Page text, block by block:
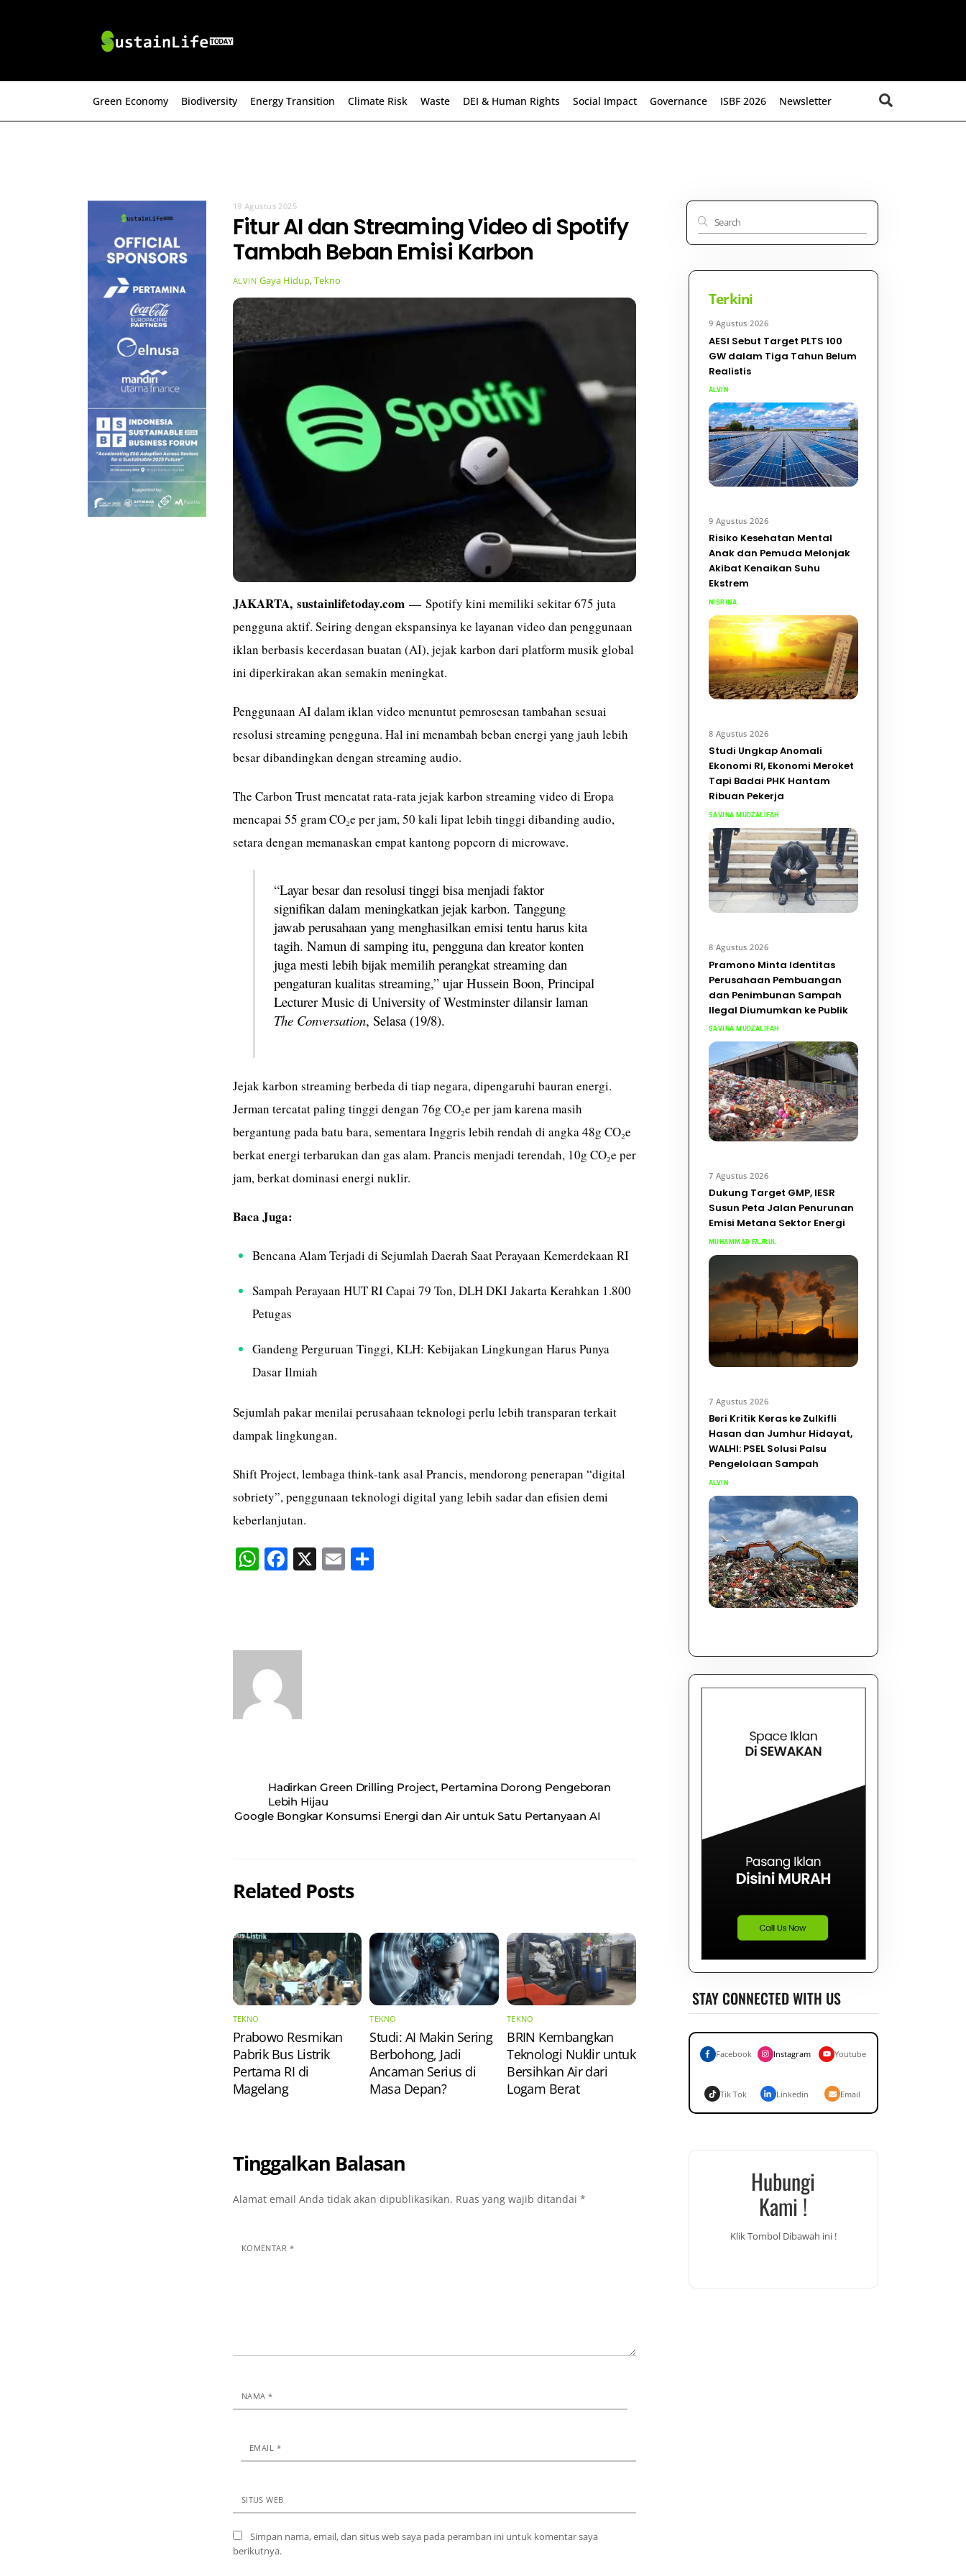
Green Economy Biodiversity Energy Transition Climate Risk Waste DEI & Human Rights Social Impact Governance ISBF 2026 Newsletter
19 Agustus 2025
Fitur AI dan Streaming Video di Spotify
Tambah Beban Emisi Karbon
ALVIN Gaya Hidup,Tekno
JAKARTA, sustainlifetoday.com — Spotify kini memiliki sekitar 675 juta
pengguna aktif. Seiring dengan ekspansinya ke layanan video dan penggunaan
iklan berbasis kecerdasan buatan (AI), jejak karbon dari platform musik global
ini diperkirakan akan semakin meningkat.
Penggunaan AI dalam iklan video menuntut pemrosesan tambahan sesuai
resolusi streaming pengguna. Hal ini menambah beban energi yang jauh lebih
besar dibandingkan dengan streaming audio.
The Carbon Trust mencatat rata-rata jejak karbon streaming video di Eropa
mencapai 55 gram CO₂e per jam, 50 kali lipat lebih tinggi dibanding audio,
setara dengan memanaskan empat kantong popcorn di microwave.
“Layar besar dan resolusi tinggi bisa menjadi faktor
signifikan dalam meningkatkan jejak karbon. Tanggung
jawab perusahaan yang menghasilkan emisi tentu harus kita
tagih. Namun di samping itu, pengguna dan kreator konten
juga mesti lebih bijak memilih perangkat streaming dan
pengaturan kualitas streaming,” ujar Hussein Boon, Principal
Lecturer Music di University of Westminster dilansir laman
The Conversation, Selasa (19/8).
Jejak karbon streaming berbeda di tiap negara, dipengaruhi bauran energi.
Jerman tercatat paling tinggi dengan 76g CO₂e per jam karena masih
bergantung pada batu bara, sementara Inggris lebih rendah di angka 48g CO₂e
berkat energi terbarukan dan gas alam. Prancis menjadi terendah, 10g CO₂e per
jam, berkat dominasi energi nuklir.
Baca Juga:
Bencana Alam Terjadi di Sejumlah Daerah Saat Perayaan Kemerdekaan RI
Sampah Perayaan HUT RI Capai 79 Ton, DLH DKI Jakarta Kerahkan 1.800
Petugas
Gandeng Perguruan Tinggi, KLH: Kebijakan Lingkungan Harus Punya
Dasar Ilmiah
Sejumlah pakar menilai perusahaan teknologi perlu lebih transparan terkait
dampak lingkungan.
Shift Project, lembaga think-tank asal Prancis, mendorong penerapan “digital
sobriety”, penggunaan teknologi digital yang lebih sadar dan efisien demi
keberlanjutan.
W
pp
Fa X E S
Hadirkan Green Drilling Project, Pertamina Dorong Pengeboran
Lebih Hijau
Google Bongkar Konsumsi Energi dan Air untuk Satu Pertanyaan AI
Related Posts
TEKNO
Prabowo Resmikan
Pabrik Bus Listrik
Pertama RI di
Magelang
TEKNO
Studi: AI Makin Sering
Berbohong, Jadi
Ancaman Serius di
Masa Depan?
TEKNO
BRIN Kembangkan
Teknologi Nuklir untuk
Bersihkan Air dari
Logam Berat
Tinggalkan Balasan
Alamat email Anda tidak akan dipublikasikan. Ruas yang wajib ditandai *
KOMENTAR *
NAMA *
EMAIL *
SITUS WEB
Simpan nama, email, dan situs web saya pada peramban ini untuk komentar saya
berikutnya.
Terkini
9 Agustus 2026
AESI Sebut Target PLTS 100
GW dalam Tiga Tahun Belum
Realistis
ALVIN
9 Agustus 2026
Risiko Kesehatan Mental
Anak dan Pemuda Melonjak
Akibat Kenaikan Suhu
Ekstrem
NISRINA
8 Agustus 2026
Studi Ungkap Anomali
Ekonomi RI, Ekonomi Meroket
Tapi Badai PHK Hantam
Ribuan Pekerja
SAVINA MUDZALIFAH
8 Agustus 2026
Pramono Minta Identitas
Perusahaan Pembuangan
dan Penimbunan Sampah
Ilegal Diumumkan ke Publik
SAVINA MUDZALIFAH
7 Agustus 2026
Dukung Target GMP, IESR
Susun Peta Jalan Penurunan
Emisi Metana Sektor Energi
MUHAMMAD FAJRUL
7 Agustus 2026
Beri Kritik Keras ke Zulkifli
Hasan dan Jumhur Hidayat,
WALHI: PSEL Solusi Palsu
Pengelolaan Sampah
ALVIN
STAY CONNECTED WITH US
Facebook Instagram Youtube
Tik Tok Linkedin Email
Hubungi
Kami !
Klik Tombol Dibawah ini !